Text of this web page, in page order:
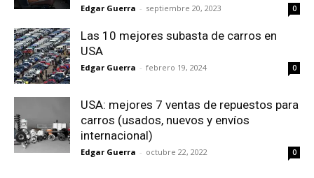
Edgar Guerra - septiembre 20, 2023 0
Las 10 mejores subasta de carros en
USA
Edgar Guerra - febrero 19, 2024 0
USA: mejores 7 ventas de repuestos para
carros (usados, nuevos y envíos
internacional)
Edgar Guerra - octubre 22, 2022 0